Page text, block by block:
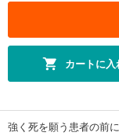
カートに入
強く死を願う患者の前